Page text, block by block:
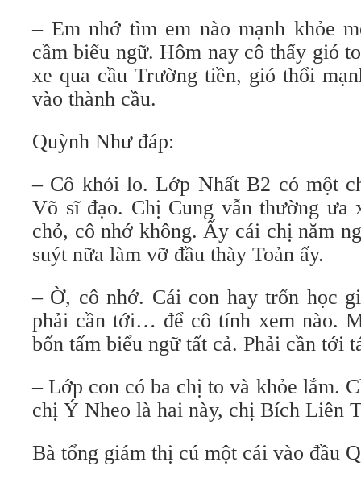
– Em nhớ tìm em nào mạnh khỏe
cầm biểu ngữ. Hôm nay cô thấy gió
xe qua cầu Trường tiền, gió thổi
vào thành cầu.
Quỳnh Như đáp:
– Cô khỏi lo. Lớp Nhất B2 có một
Võ sĩ đạo. Chị Cung vẫn thường ưa
chỏ, cô nhớ không. Ấy cái chị năm
suýt nữa làm vỡ đầu thày Toản ấy.
– Ờ, cô nhớ. Cái con hay trốn học
phải cần tới… để cô tính xem
bốn tấm biểu ngữ tất cả. Phải cần tới
– Lớp con có ba chị to và khỏe lắm.
chị Ý Nheo là hai này, chị Bích Liên
Bà tổng giám thị cú một cái vào đầu